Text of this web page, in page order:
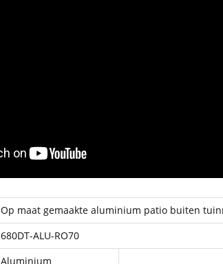
Op maat gemaakte aluminium patio buiten
680DT-ALU-RO70
Aluminium